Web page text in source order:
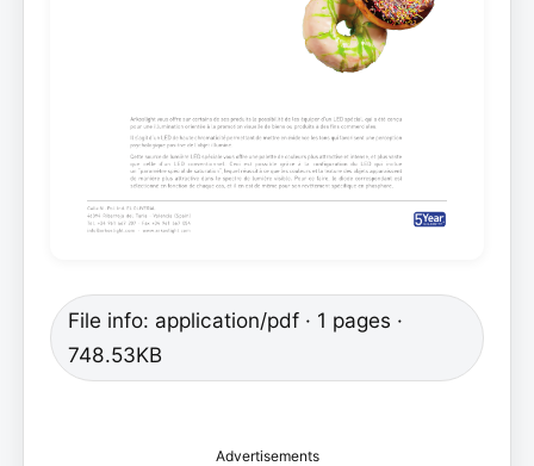
File info: application/pdf · 1 pages ·
748.53KB
Advertisements